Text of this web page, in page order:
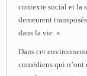
contexte social et la
demeurent
dans la vie. »
Dans cet
comédiens qui n’ont